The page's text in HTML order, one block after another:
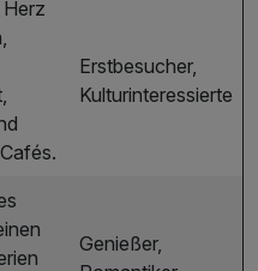
Erstbesucher,
Kulturinteressierte
Genießer,